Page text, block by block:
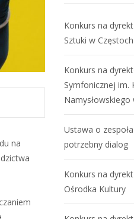
na
Konkurs na
Sztuki w
Konkurs na
Symfonicznej im.
Ustawa o
potrzebny dialog
Konkurs na
Ośrodka Kultury